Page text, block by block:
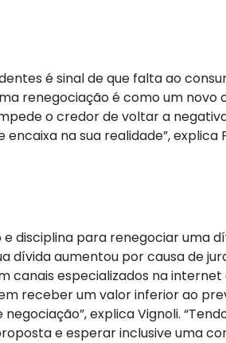
é sinal de que falta ao
renegociação é como um novo
o credor de voltar a
na sua realidade”, explica
disciplina para renegociar uma
aumentou por causa de
canais especializados na
receber um valor inferior ao
explica Vignoli.
e esperar inclusive uma